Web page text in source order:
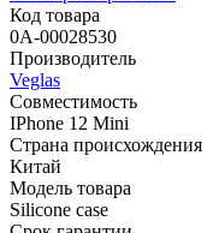
Код товара
0А-00028530
Производитель
Veglas
Совместимость
IPhone 12 Mini
Страна происхождения
Китай
Модель товара
Silicone case